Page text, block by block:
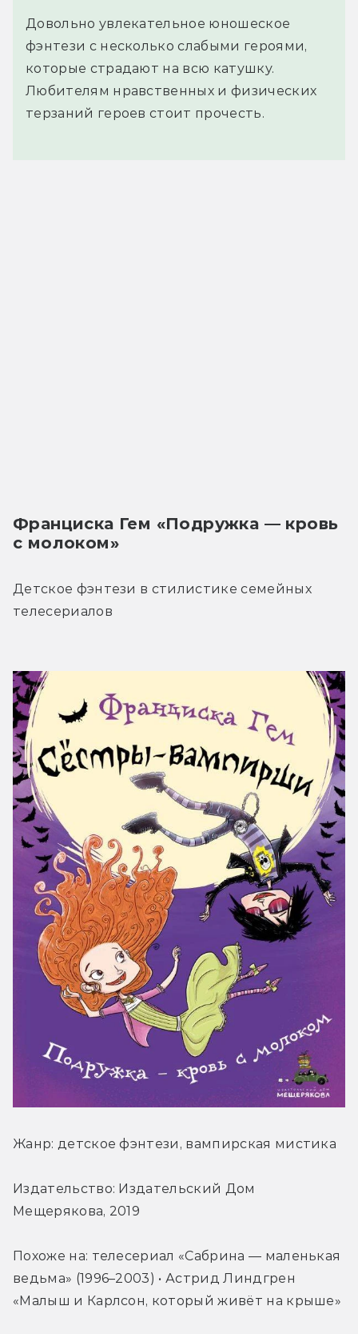
Довольно увлекательное юношеское
фэнтези с несколько слабыми героями,
которые страдают на всю катушку.
Любителям нравственных и физических
терзаний героев стоит прочесть.
Франциска Гем «Подружка — кровь
с молоком»
Детское фэнтези в стилистике семейных
телесериалов
Жанр: детское фэнтези, вампирская мистика
Издательство: Издательский Дом
Мещерякова, 2019
Похоже на: телесериал «Сабрина — маленькая
ведьма» (1996–2003) • Астрид Линдгрен
«Малыш и Карлсон, который живёт на крыше»